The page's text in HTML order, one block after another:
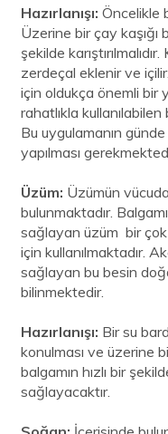
Hazırlanışı: Öncelikle
Üzerine bir çay
şekilde
zerdeçal eklenir ve içilir.
için oldukça önemli bir
rahatlıkla
Bu uygulamanın
yapılması
Üzüm: Üzümün
bulunmaktadır.
sağlayan üzüm bir
için kullanılmaktadır.
sağlayan bu besin
bilinmektedir.
Hazırlanışı: Bir su
konulması ve üzerine
balgamın hızlı bir
sağlayacaktır.